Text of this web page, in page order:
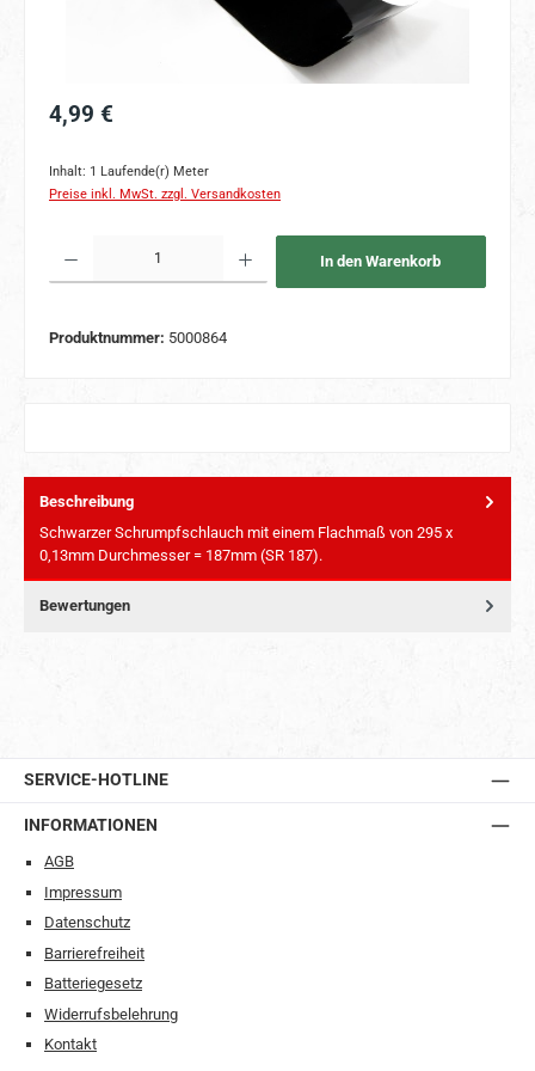
Regulärer Preis:
4,99 €
Inhalt: 1 Laufende(r) Meter
Preise inkl. MwSt. zzgl. Versandkosten
In den Warenkorb
Produktnummer: 5000864
Beschreibung
Schwarzer Schrumpfschlauch mit einem Flachmaß von 295 x
0,13mm Durchmesser = 187mm (SR 187).
Bewertungen
SERVICE-HOTLINE
INFORMATIONEN
AGB
Impressum
Datenschutz
Barrierefreiheit
Batteriegesetz
Widerrufsbelehrung
Kontakt